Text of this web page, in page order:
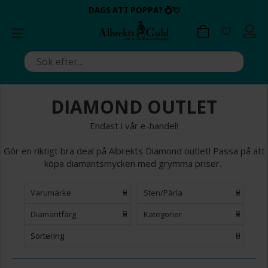
ALLTID BRA PRISER ✔
DAGS ATT POPPA?
💍💘
BETALA MED KLARNA ✔
ALLTID BRA PRISER ✔
DAGS ATT POPPA? 💍💘
DIAMOND OUTLET
Endast i vår e-handel!
Gör en riktigt bra deal på Albrekts Diamond outlet! Passa på att
köpa diamantsmycken med grymma priser.
Varumärke Sten/Pärla
Diamantfärg Kategorier
Sortering